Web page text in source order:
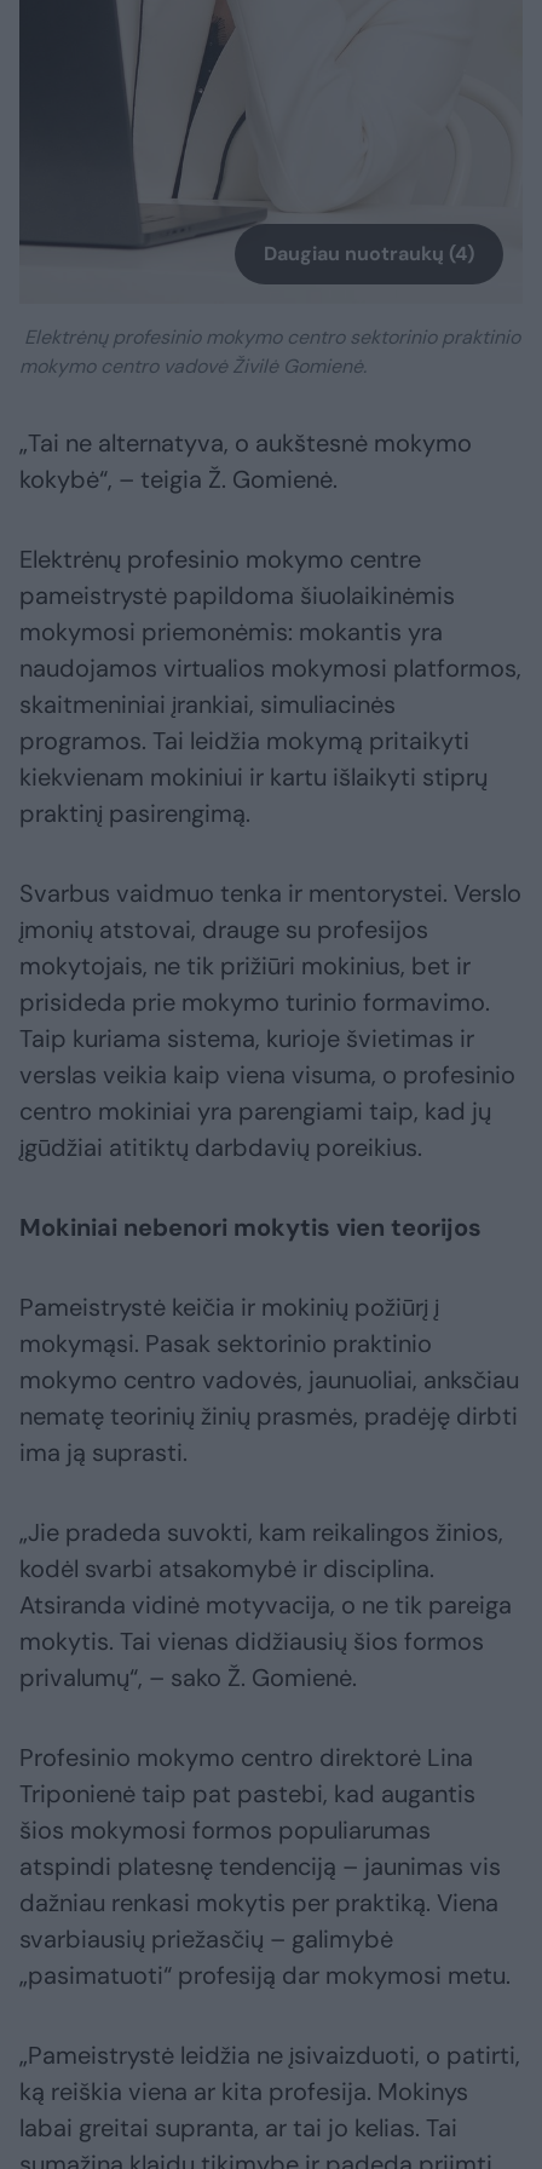
Daugiau nuotraukų (4)
Elektrėnų profesinio mokymo centro sektorinio praktinio
mokymo centro vadovė Živilė Gomienė.
„Tai ne alternatyva, o aukštesnė mokymo
kokybė“, – teigia Ž. Gomienė.
Elektrėnų profesinio mokymo centre
pameistrystė papildoma šiuolaikinėmis
mokymosi priemonėmis: mokantis yra
naudojamos virtualios mokymosi platformos,
skaitmeniniai įrankiai, simuliacinės
programos. Tai leidžia mokymą pritaikyti
kiekvienam mokiniui ir kartu išlaikyti stiprų
praktinį pasirengimą.
Svarbus vaidmuo tenka ir mentorystei. Verslo
įmonių atstovai, drauge su profesijos
mokytojais, ne tik prižiūri mokinius, bet ir
prisideda prie mokymo turinio formavimo.
Taip kuriama sistema, kurioje švietimas ir
verslas veikia kaip viena visuma, o profesinio
centro mokiniai yra parengiami taip, kad jų
įgūdžiai atitiktų darbdavių poreikius.
Mokiniai nebenori mokytis vien teorijos
Pameistrystė keičia ir mokinių požiūrį į
mokymąsi. Pasak sektorinio praktinio
mokymo centro vadovės, jaunuoliai, anksčiau
nematę teorinių žinių prasmės, pradėję dirbti
ima ją suprasti.
„Jie pradeda suvokti, kam reikalingos žinios,
kodėl svarbi atsakomybė ir disciplina.
Atsiranda vidinė motyvacija, o ne tik pareiga
mokytis. Tai vienas didžiausių šios formos
privalumų“, – sako Ž. Gomienė.
Profesinio mokymo centro direktorė Lina
Triponienė taip pat pastebi, kad augantis
šios mokymosi formos populiarumas
atspindi platesnę tendenciją – jaunimas vis
dažniau renkasi mokytis per praktiką. Viena
svarbiausių priežasčių – galimybė
„pasimatuoti“ profesiją dar mokymosi metu.
„Pameistrystė leidžia ne įsivaizduoti, o patirti,
ką reiškia viena ar kita profesija. Mokinys
labai greitai supranta, ar tai jo kelias. Tai